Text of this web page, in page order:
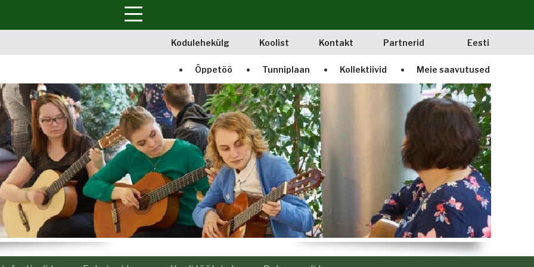
Kodulehekülg Koolist Kontakt Partnerid Eesti
Õppetöö Tunniplaan Kollektiivid Meie saavutused